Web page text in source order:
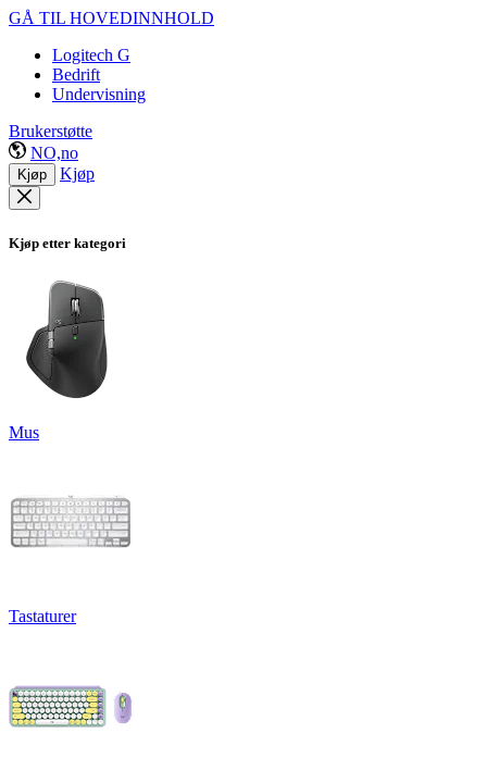
GÅ TIL HOVEDINNHOLD
Logitech G
Bedrift
Undervisning
Brukerstøtte
NO,no
Kjøp Kjøp
Kjøp etter kategori
Mus
Tastaturer